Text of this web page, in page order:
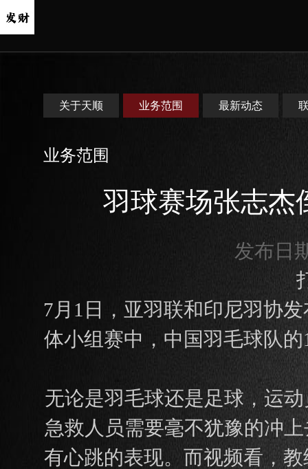
关于天顺 业务范围 最新动态
业务范围
羽球赛场张志杰
发布日
7月1日，亚羽联和印尼羽协
体小组赛中，中国羽毛球队
无论是羽毛球还是足球，运
急救人员需要毫不犹豫的冲
有心跳的表现。而视频看，